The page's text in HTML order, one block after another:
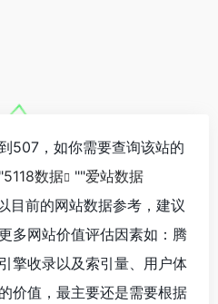
507，如你需要查询该站的
5118数据 ""爱站数据
目前的网站数据参考，建议
多网站价值评估因素如：腾
擎收录以及索引量、用户体
价值，最主要还是需要根据